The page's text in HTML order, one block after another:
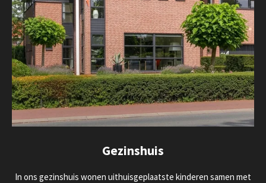
Gezinshuis
In ons gezinshuis wonen uithuisgeplaatste kinderen samen met